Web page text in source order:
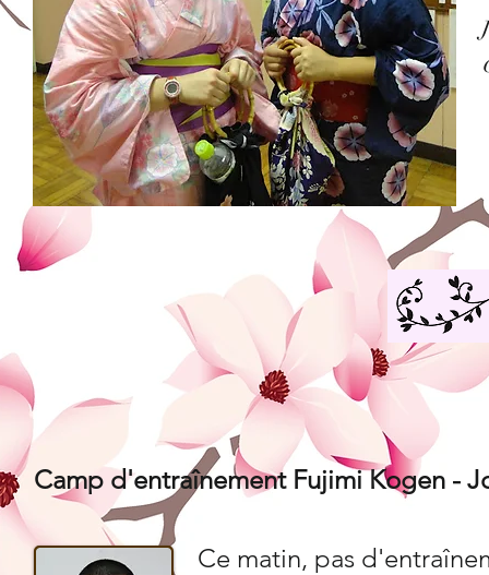
Camp d'entraînement Fujimi Kogen -
Ce matin, pas